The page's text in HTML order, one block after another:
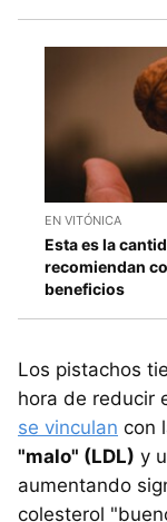
EN VITÓNICA
Esta es la
recomiendan
beneficios
Los pistachos
hora de reducir
se vinculan con
"malo" (LDL) y
aumentando
colesterol